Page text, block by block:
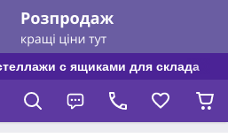
с ящиками для склада